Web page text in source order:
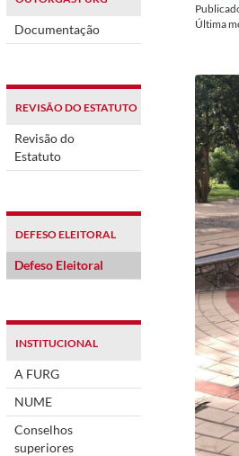
Documentação
REVISÃO DO ESTATUTO
Revisão do
Estatuto
DEFESO ELEITORAL
Defeso Eleitoral
INSTITUCIONAL
A FURG
NUME
Conselhos
superiores
Última